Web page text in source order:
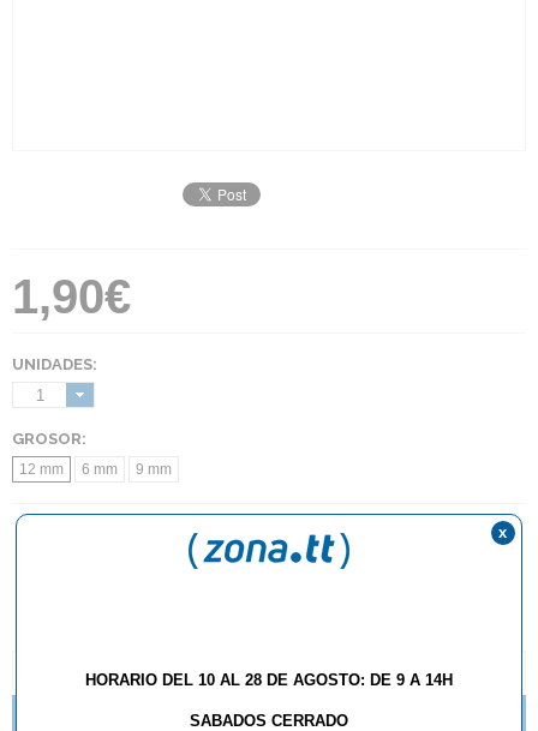
1,90€
UNIDADES:
1
GROSOR:
12 mm 6 mm 9 mm
AÑADIR AL CARRITO
DESCRIPCIÓN Y CARACTERÍSTICAS
¿QUÉ LIMPIADOR DEBO USAR PARA MIS GOMAS?
HORARIO DEL 10 AL 28 DE AGOSTO: DE 9 A 14H
SABADOS CERRADO
x